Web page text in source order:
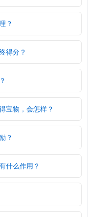
？
得分？
宝物，会怎样？
？
什么作用？